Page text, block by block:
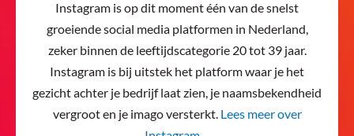
Instagram is op dit moment één van de snelst
groeiende social media platformen in Nederland,
zeker binnen de leeftijdscategorie 20 tot 39 jaar.
Instagram is bij uitstek het platform waar je het
gezicht achter je bedrijf laat zien, je naamsbekendheid
vergroot en je imago versterkt. Lees meer over